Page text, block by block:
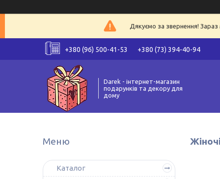
Дякуємо за звернення!
+380 (96) 500-41-53 +380 (73) 394-40-94
Darek - інтернет-магазин
подарунків та декору для
дому
Каталог